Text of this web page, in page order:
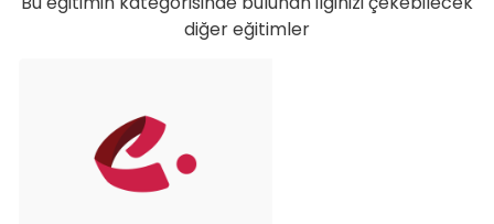
diğer eğitimler
Basic Katalog içerisindeki eğitimlere ek
olarak, hazır öğrenme deneyimleri haline
yöntemleri ile hazırlanmış eğitimleri
kapsar.